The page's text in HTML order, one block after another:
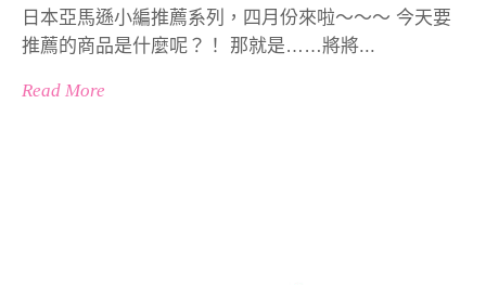
日本亞馬遜小編推薦系列，四月份來啦～～～ 今天要
推薦的商品是什麼呢？！ 那就是……將將...
Read More